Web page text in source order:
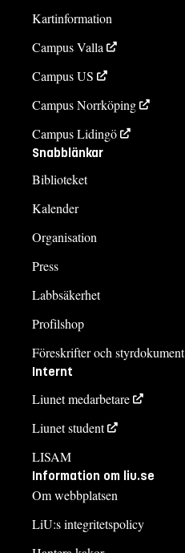
Kartinformation
Campus Valla
Campus US
Campus Norrköping
Campus Lidingö
Snabblänkar
Biblioteket
Kalender
Organisation
Press
Labbsäkerhet
Profilshop
Föreskrifter och styrdokument
Internt
Liunet medarbetare
Liunet student
LISAM
Information om liu.se
Om webbplatsen
LiU:s integritetspolicy